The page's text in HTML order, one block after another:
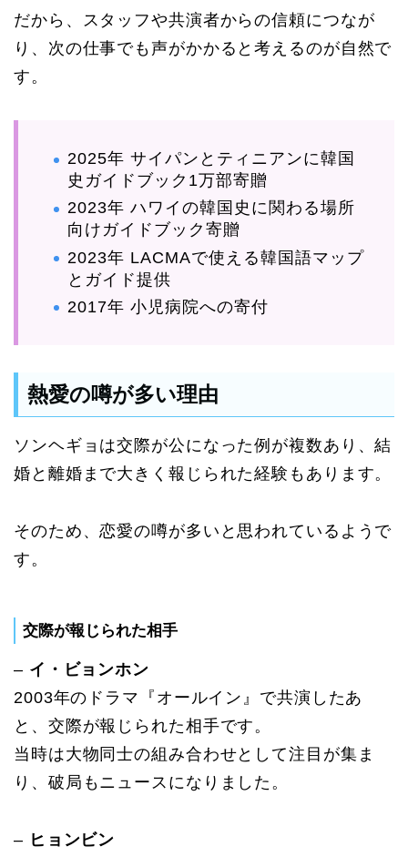
だから、スタッフや共演者からの信頼につなが
り、次の仕事でも声がかかると考えるのが自然で
す。
2025年 サイパンとティニアンに韓国
史ガイドブック1万部寄贈
2023年 ハワイの韓国史に関わる場所
向けガイドブック寄贈
2023年 LACMAで使える韓国語マップ
とガイド提供
2017年 小児病院への寄付
熱愛の噂が多い理由
ソンヘギョは交際が公になった例が複数あり、結
婚と離婚まで大きく報じられた経験もあります。
そのため、恋愛の噂が多いと思われているようで
す。
交際が報じられた相手
– イ・ビョンホン
2003年のドラマ『オールイン』で共演したあ
と、交際が報じられた相手です。
当時は大物同士の組み合わせとして注目が集ま
り、破局もニュースになりました。
– ヒョンビン